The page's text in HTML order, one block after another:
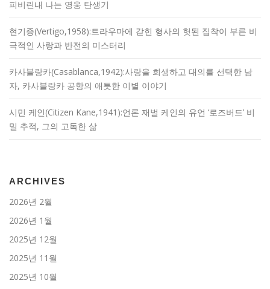
피비린내 나는 영웅 탄생기
현기증(Vertigo,1958):트라우마에 갇힌 형사의 헛된 집착이 부른 비
극적인 사랑과 반전의 미스터리
카사블랑카(Casablanca,1942):사랑을 희생하고 대의를 선택한 남
자, 카사블랑카 공항의 애틋한 이별 이야기
시민 케인(Citizen Kane,1941):언론 재벌 케인의 유언 ‘로즈버드’ 비
밀 추적, 그의 고독한 삶
ARCHIVES
2026년 2월
2026년 1월
2025년 12월
2025년 11월
2025년 10월